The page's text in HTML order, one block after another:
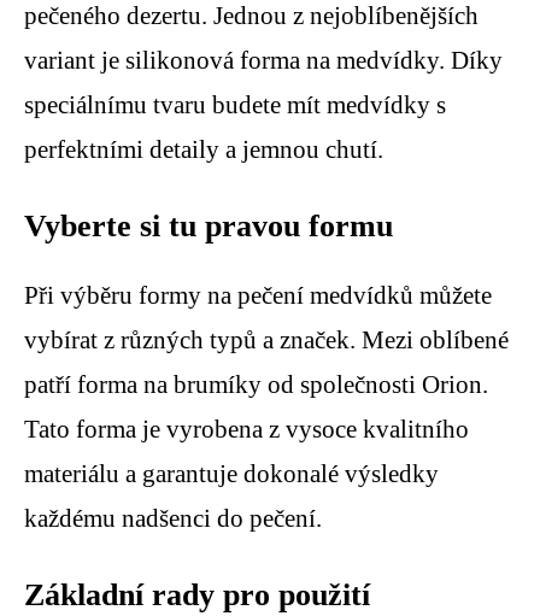
pečeného dezertu. Jednou z nejoblíbenějších
variant je silikonová forma na medvídky. Díky
speciálnímu tvaru budete mít medvídky s
perfektními detaily a jemnou chutí.
Vyberte si tu pravou formu
Při výběru formy na pečení medvídků můžete
vybírat z různých typů a značek. Mezi oblíbené
patří forma na brumíky od společnosti Orion.
Tato forma je vyrobena z vysoce kvalitního
materiálu a garantuje dokonalé výsledky
každému nadšenci do pečení.
Základní rady pro použití